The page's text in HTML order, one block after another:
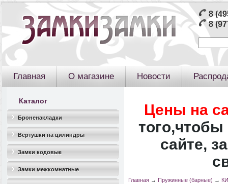
8
8
Главная О магазине Новости
Каталог
Броненакладки
Вертушки на цилиндры
Замки кодовые
Замки межкомнатные
Цены на
того,чтобы
сайте,
Главная→ Пружинные (барные) →